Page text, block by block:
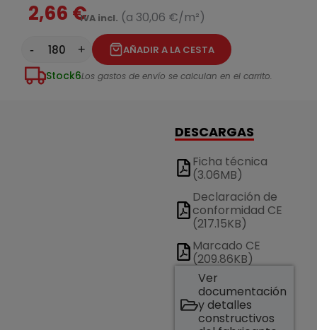
2,66 €IVA incl. (a 30,06 €/m²)
- + AÑADIR A LA CESTA
Stock6Los gastos de envío se calculan en el carrito.
DESCARGAS
Ficha técnica
(3.06MB)
Declaración de
conformidad CE
(217.15KB)
Marcado CE
(209.86KB)
Ver
documentación
y detalles
constructivos